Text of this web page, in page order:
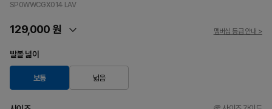
SP0WWCGX014 LAV
129,000 원 멤버십 등급 안내 >
발볼 넓이
보통 넓음